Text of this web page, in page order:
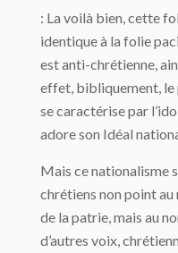
: La voilà bien, cette
identique à la folie
est anti-chrétienne,
effet, bibliquement, le
se caractérise par
adore son Idéal
Mais ce nationalisme
chrétiens non point
de la patrie, mais au
d’autres voix,